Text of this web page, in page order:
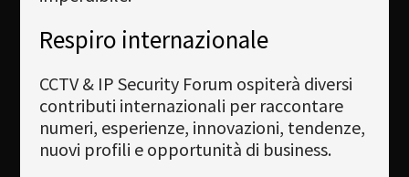
Respiro internazionale
CCTV & IP Security Forum ospiterà diversi
contributi internazionali per raccontare
numeri, esperienze, innovazioni, tendenze,
nuovi profili e opportunità di business.